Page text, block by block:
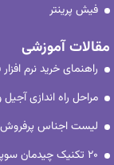
فیش پرینتر
مقالات آموزشی
راهنمای خرید نرم
مراحل راه اندازی
لیست اجناس پرفروش
۲۰ تکنیک چیدمان سوپرمارکت جهت افزایش فروش